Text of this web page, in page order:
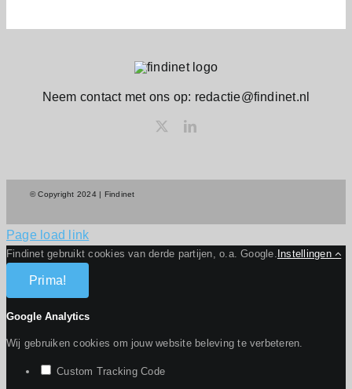
Neem contact met ons op: redactie@findinet.nl
© Copyright 2024 | Findinet
Page load link
Findinet gebruikt cookies van derde partijen, o.a. Google. Instellingen
Prima!
Google Analytics
Wij gebruiken cookies om jouw website beleving te verbeteren.
Custom Tracking Code